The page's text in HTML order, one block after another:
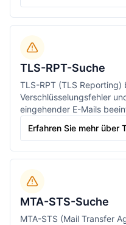
TLS-RPT-Suche
TLS-RPT (TLS Reporting)
Verschlüsselungsfehler
eingehender E-Mails
Erfahren Sie mehr über
MTA-STS-Suche
MTA-STS (Mail Transfer